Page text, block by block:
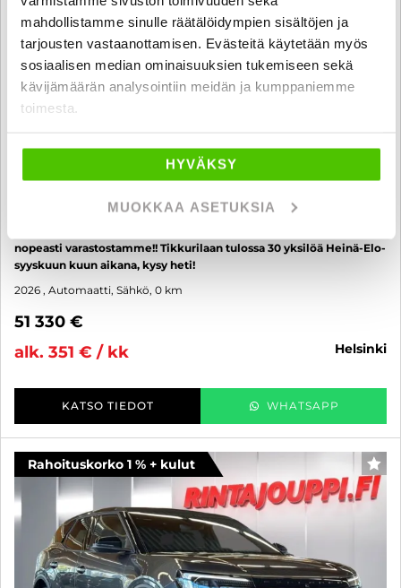
mahdollistamme sinulle räätälöidympien sisältöjen ja
tarjousten vastaanottamisen. Evästeitä käytetään myös
sosiaalisen median ominaisuuksien tukemiseen sekä
kävijämäärän analysointiin meidän ja kumppaniemme
toimesta.
HYVÄKSY
MUOKKAA ASETUKSIA
AWD Extended Range 77 kWh 100v Juhlamalli Premium - KIINTEÄ
nopeasti varastostamme!! Tikkurilaan tulossa 30 yksilöä Heinä-Elo-
syyskuun kuun aikana, kysy heti!
2026 , Automaatti, Sähkö, 0 km
51 330 €
alk. 351 € / kk
helsinki
KATSO TIEDOT WHATSAPP
Rahoituskorko 1 % + kulut